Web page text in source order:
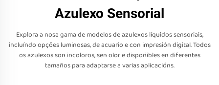
Azulexo Sensorial
Explora a nosa gama de modelos de azulexos líquidos sensoriais,
incluíndo opções luminosas, de acuario e con impresión digital. Todos
os azulexos son incoloros, sen olor e dispoñibles en diferentes
tamaños para adaptarse a varias aplicacións.